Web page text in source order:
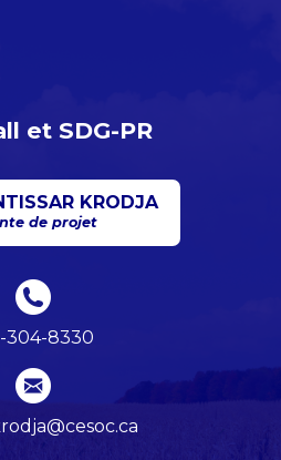
et SDG-PR
KRODJA
de projet
304-8330